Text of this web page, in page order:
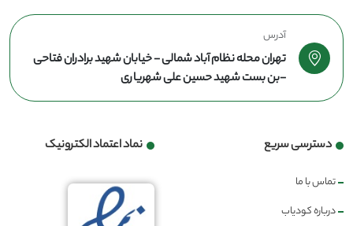
آدرس
تهران محله نظام آباد شمالی - خیابان شهید برادران فتاحی
-بن بست شهید حسین علی شهریاری
دسترسی سریع
تماس با ما
درباره کودیاب
نماد اعتماد الکترونیک